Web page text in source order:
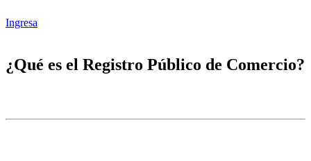
Ingresa
¿Qué es el Registro Público de Comercio?